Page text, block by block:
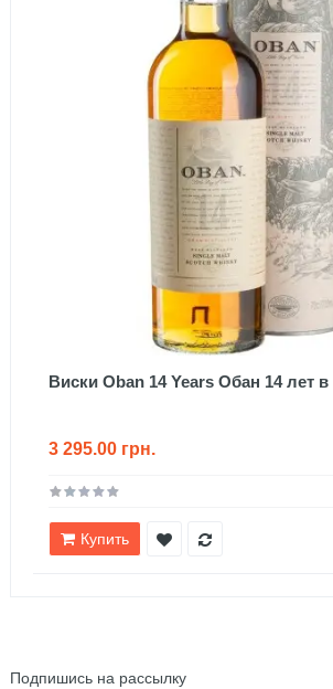
Виски Oban 14 Years Обан 14 лет в
3 295.00 грн.
Купить
Подпишись на рассылку